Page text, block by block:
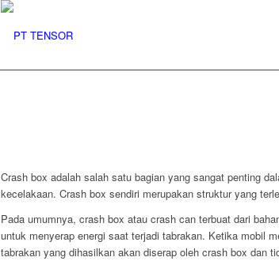
Crash box adalah salah satu bagian yang sangat penting
kecelakaan. Crash box sendiri merupakan struktur yang
Pada umumnya, crash box atau crash can terbuat dari
untuk menyerap energi saat terjadi tabrakan. Ketika mobil
tabrakan yang dihasilkan akan diserap oleh crash box dan